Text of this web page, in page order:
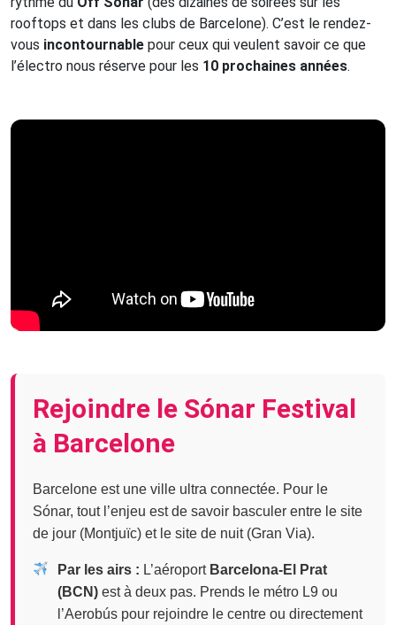
rooftops et dans les clubs de Barcelone). C’est le rendez-
vous incontournable pour ceux qui veulent savoir ce que
l’électro nous réserve pour les 10 prochaines années.
Rejoindre le Sónar Festival
à Barcelone
Barcelone est une ville ultra connectée. Pour le
Sónar, tout l’enjeu est de savoir basculer entre le site
de jour (Montjuïc) et le site de nuit (Gran Via).
Par les airs : L’aéroport Barcelona-El Prat
(BCN) est à deux pas. Prends le métro L9 ou
l’Aerobús pour rejoindre le centre ou directement